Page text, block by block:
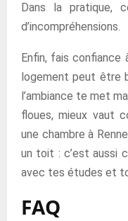
Dans la pratique,
d’incompréhensions.
Enfin, fais confiance
logement peut être
l’ambiance te met
floues, mieux vaut
une chambre à
un toit : c’est aussi
avec tes études et
FAQ